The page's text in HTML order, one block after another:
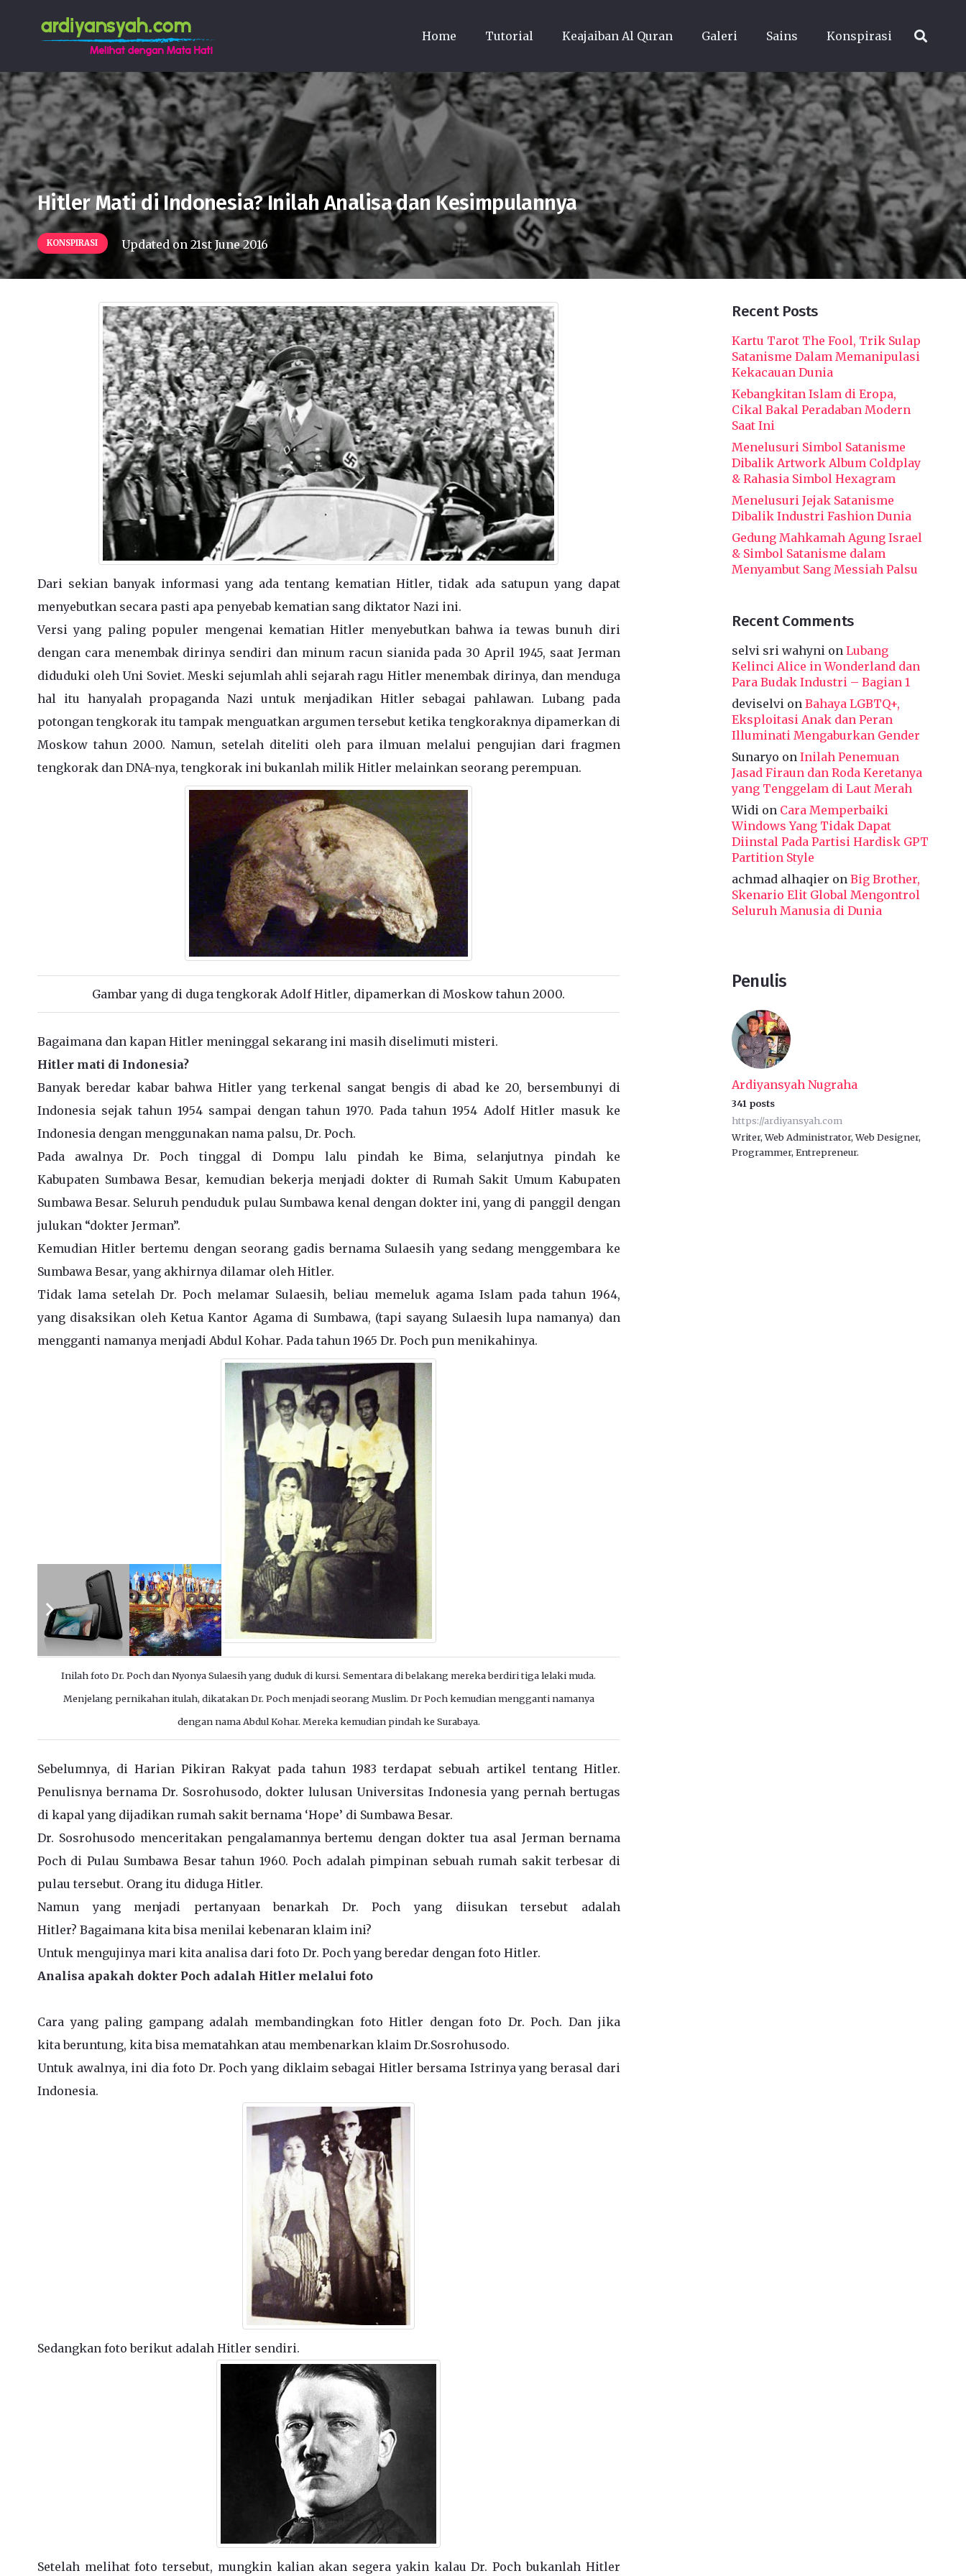
Home Tutorial Keajaiban Al Quran Galeri Sains Konspirasi
Hitler Mati di Indonesia? Inilah Analisa dan Kesimpulannya
KONSPIRASI Updated on21st June 2016
Dari sekian banyak informasi yang ada tentang kematian Hitler, tidak ada satupun yang dapat
menyebutkan secara pasti apa penyebab kematian sang diktator Nazi ini.
Versi yang paling populer mengenai kematian Hitler menyebutkan bahwa ia tewas bunuh diri
dengan cara menembak dirinya sendiri dan minum racun sianida pada 30 April 1945, saat Jerman
diduduki oleh Uni Soviet. Meski sejumlah ahli sejarah ragu Hitler menembak dirinya, dan menduga
hal itu hanyalah propaganda Nazi untuk menjadikan Hitler sebagai pahlawan. Lubang pada
potongan tengkorak itu tampak menguatkan argumen tersebut ketika tengkoraknya dipamerkan di
Moskow tahun 2000. Namun, setelah diteliti oleh para ilmuan melalui pengujian dari fragmen
tengkorak dan DNA-nya, tengkorak ini bukanlah milik Hitler melainkan seorang perempuan.
Gambar yang di duga tengkorak Adolf Hitler, dipamerkan di Moskow tahun 2000.
Bagaimana dan kapan Hitler meninggal sekarang ini masih diselimuti misteri.
Hitler mati di Indonesia?
Banyak beredar kabar bahwa Hitler yang terkenal sangat bengis di abad ke 20, bersembunyi di
Indonesia sejak tahun 1954 sampai dengan tahun 1970. Pada tahun 1954 Adolf Hitler masuk ke
Indonesia dengan menggunakan nama palsu, Dr. Poch.
Pada awalnya Dr. Poch tinggal di Dompu lalu pindah ke Bima, selanjutnya pindah ke
Kabupaten Sumbawa Besar, kemudian bekerja menjadi dokter di Rumah Sakit Umum Kabupaten
Sumbawa Besar. Seluruh penduduk pulau Sumbawa kenal dengan dokter ini, yang di panggil dengan
julukan “dokter Jerman”.
Kemudian Hitler bertemu dengan seorang gadis bernama Sulaesih yang sedang menggembara ke
Sumbawa Besar, yang akhirnya dilamar oleh Hitler.
Tidak lama setelah Dr. Poch melamar Sulaesih, beliau memeluk agama Islam pada tahun 1964,
yang disaksikan oleh Ketua Kantor Agama di Sumbawa, (tapi sayang Sulaesih lupa namanya) dan
mengganti namanya menjadi Abdul Kohar. Pada tahun 1965 Dr. Poch pun menikahinya.
Inilah foto Dr. Poch dan Nyonya Sulaesih yang duduk di kursi. Sementara di belakang mereka berdiri tiga lelaki muda.
Menjelang pernikahan itulah, dikatakan Dr. Poch menjadi seorang Muslim. Dr Poch kemudian mengganti namanya
dengan nama Abdul Kohar. Mereka kemudian pindah ke Surabaya.
Sebelumnya, di Harian Pikiran Rakyat pada tahun 1983 terdapat sebuah artikel tentang Hitler.
Penulisnya bernama Dr. Sosrohusodo, dokter lulusan Universitas Indonesia yang pernah bertugas
di kapal yang dijadikan rumah sakit bernama ‘Hope’ di Sumbawa Besar.
Dr. Sosrohusodo menceritakan pengalamannya bertemu dengan dokter tua asal Jerman bernama
Poch di Pulau Sumbawa Besar tahun 1960. Poch adalah pimpinan sebuah rumah sakit terbesar di
pulau tersebut. Orang itu diduga Hitler.
Namun yang menjadi pertanyaan benarkah Dr. Poch yang diisukan tersebut adalah
Hitler? Bagaimana kita bisa menilai kebenaran klaim ini?
Untuk mengujinya mari kita analisa dari foto Dr. Poch yang beredar dengan foto Hitler.
Analisa apakah dokter Poch adalah Hitler melalui foto
Cara yang paling gampang adalah membandingkan foto Hitler dengan foto Dr. Poch. Dan jika
kita beruntung, kita bisa mematahkan atau membenarkan klaim Dr.Sosrohusodo.
Untuk awalnya, ini dia foto Dr. Poch yang diklaim sebagai Hitler bersama Istrinya yang berasal dari
Indonesia.
Sedangkan foto berikut adalah Hitler sendiri.
Setelah melihat foto tersebut, mungkin kalian akan segera yakin kalau Dr. Poch bukanlah Hitler
Recent Posts
Kartu Tarot The Fool, Trik Sulap
Satanisme Dalam Memanipulasi
Kekacauan Dunia
Kebangkitan Islam di Eropa,
Cikal Bakal Peradaban Modern
Saat Ini
Menelusuri Simbol Satanisme
Dibalik Artwork Album Coldplay
& Rahasia Simbol Hexagram
Menelusuri Jejak Satanisme
Dibalik Industri Fashion Dunia
Gedung Mahkamah Agung Israel
& Simbol Satanisme dalam
Menyambut Sang Messiah Palsu
Recent Comments
selvi sri wahynion Lubang
Kelinci Alice in Wonderland dan
Para Budak Industri – Bagian 1
deviselvion Bahaya LGBTQ+,
Eksploitasi Anak dan Peran
Illuminati Mengaburkan Gender
Sunaryo on Inilah Penemuan
Jasad Firaun dan Roda Keretanya
yang Tenggelam di Laut Merah
Widion Cara Memperbaiki
Windows Yang Tidak Dapat
Diinstal Pada Partisi Hardisk GPT
Partition Style
achmad alhaqier on Big Brother,
Skenario Elit Global Mengontrol
Seluruh Manusia di Dunia
Penulis
Ardiyansyah Nugraha
341 posts
https://ardiyansyah.com
Writer, Web Administrator, Web Designer,
Programmer, Entrepreneur.